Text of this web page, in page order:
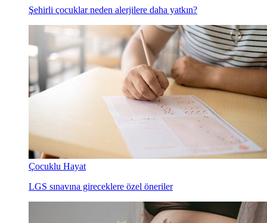
Şehirli çocuklar neden alerjilere daha yatkın?
Çocuklu Hayat
LGS sınavına gireceklere özel öneriler